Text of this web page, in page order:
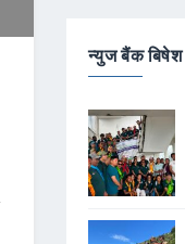
न्युज बैंक बिषेश